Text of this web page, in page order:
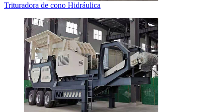
Trituradora de cono Hidráulica